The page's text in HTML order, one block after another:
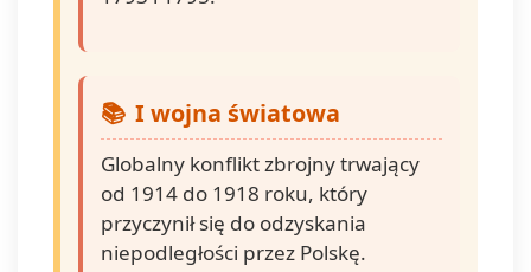
I wojna światowa
Globalny konflikt zbrojny trwający
od 1914 do 1918 roku, który
przyczynił się do odzyskania
niepodległości przez Polskę.